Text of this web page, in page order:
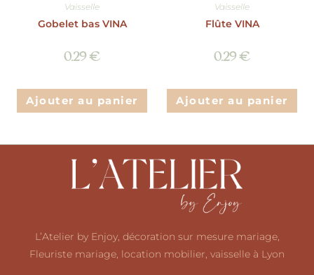
Vaisselle
Gobelet bas VINA
0.29€
Ajouter au panier
Vaisselle
Flûte VINA
0.29€
Ajouter au panier
L’Atelier by Enjoy, décoration sur mesure mariage,
Fleuriste mariage, location mobilier, vaisselle à Lyon